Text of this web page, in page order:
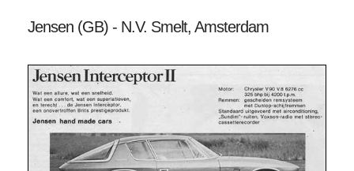
Jensen (GB) - N.V. Smelt, Amsterdam